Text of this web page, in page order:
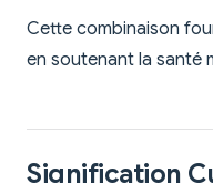
Cette combinaison
en soutenant la santé
Signification